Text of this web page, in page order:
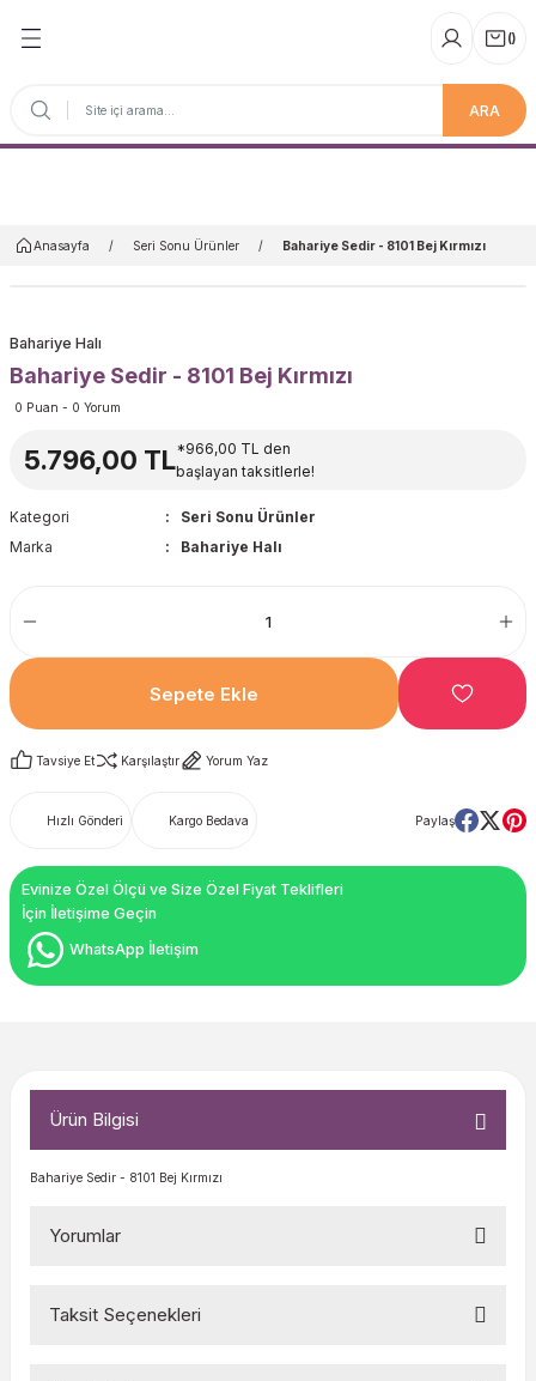
ARA
()
Anasayfa Seri Sonu Ürünler Bahariye Sedir - 8101 Bej Kırmızı
Bahariye Halı
Bahariye Sedir - 8101 Bej Kırmızı
0 Puan - 0 Yorum
5.796,00 TL*966,00 TL den
başlayan taksitlerle!
Kategori
Seri Sonu Ürünler
Marka
Bahariye Halı
Sepete Ekle
Tavsiye Et Karşılaştır Yorum Yaz
Hızlı Gönderi Kargo Bedava Paylaş
Evinize Özel Ölçü ve Size Özel Fiyat Teklifleri
İçin İletişime Geçin
WhatsApp İletişim
Ürün Bilgisi
Bahariye Sedir - 8101 Bej Kırmızı
Yorumlar
Taksit Seçenekleri